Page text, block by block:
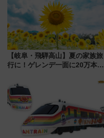
【岐阜・飛騨高山】夏の家族旅
行に！ゲレンデ一面に20万本の
アひまわり園」開園